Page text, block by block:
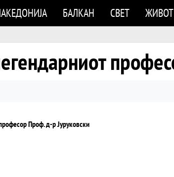
БАЛКАН СВЕТ ЖИВОТ